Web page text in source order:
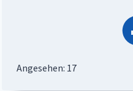
Angesehen: 17